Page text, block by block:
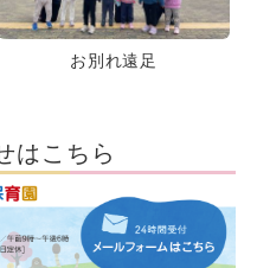
お別れ遠足
はこちら